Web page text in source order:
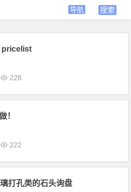
pricelist
228
！
222
打孔类的石头询盘